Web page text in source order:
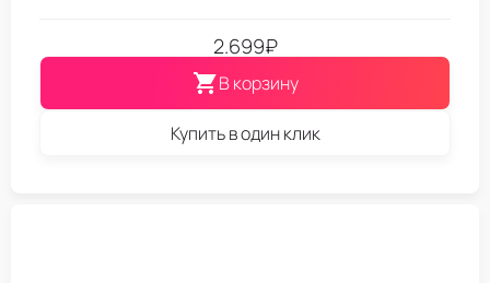
2.699₽
В корзину
Купить в один клик